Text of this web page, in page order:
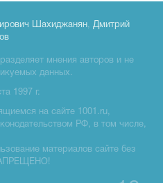
Шахиджанян, Дмитрий
мнения авторов и не
данных.
1997 г.
на сайте 1001.ru,
РФ, в том числе,
материалов сайте без